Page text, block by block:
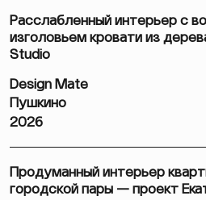
Расслабленный интерьер с
изголовьем кровати из
Studio
Design Mate
Пушкино
2026
Продуманный интерьер
городской пары — проект